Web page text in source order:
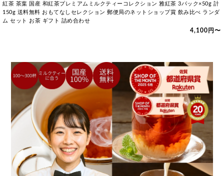
紅茶 茶葉 国産 和紅茶プレミアムミルクティーコレクション 雅紅茶 3パック×50g 計
150g 送料無料 おもてなしセレクション 郵便局のネットショップ賞 飲み比べ ランダ
ム セット お茶 ギフト 詰め合わせ
4,100円〜